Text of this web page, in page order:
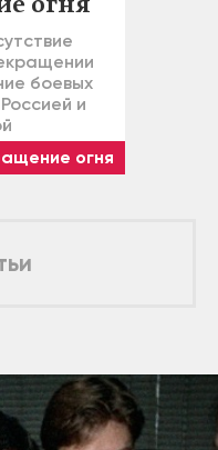
боевых
и
огня